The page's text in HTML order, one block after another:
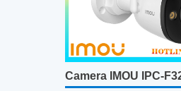
Camera IMOU IPC-